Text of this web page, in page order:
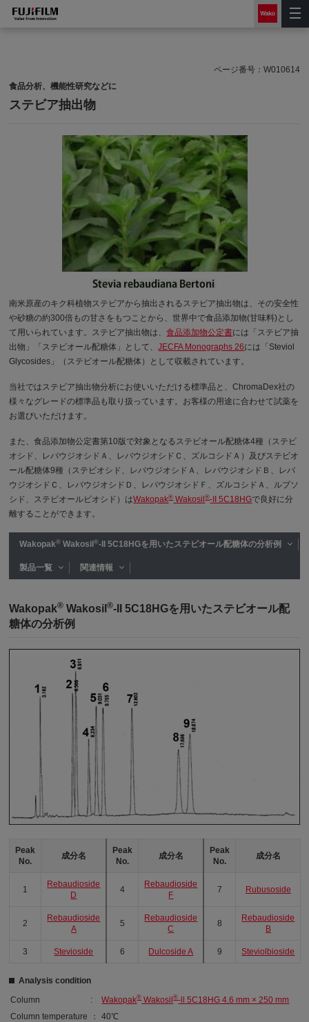
ページ番号： W010614
食品分析、機能性研究などに
ステビア抽出物
南米原産のキク科植物ステビアから抽出されるステビア抽出物は、その安全性
や砂糖の約300倍もの甘さをもつことから、世界中で食品添加物(甘味料)とし
て用いられています。ステビア抽出物は、食品添加物公定書には「ステビア抽
出物」「ステビオール配糖体」として、JECFA Monographs 26には「Steviol
Glycosides」（ステビオール配糖体）として収載されています。
当社ではステビア抽出物分析にお使いいただける標準品と、ChromaDex社の
様々なグレードの標準品も取り扱っています。お客様の用途に合わせて試薬を
お選びいただけます。
また、食品添加物公定書第10版で対象となるステビオール配糖体4種（ステビ
オシド、レバウジオシドＡ、レバウジオシドＣ、ズルコシドＡ）及びステビオ
ール配糖体9種（ステビオシド、レバウジオシドＡ、レバウジオシドＢ、レバ
ウジオシドＣ、レバウジオシドＤ、レバウジオシドＦ、ズルコシドＡ、ルブソ
シド、ステビオールビオシド）はWakopak®Wakosil®-II 5C18HGで良好に分
離することができます。
Wakopak® Wakosil®-II 5C18HGを用いたステビオール配糖体の分析例
製品一覧 関連情報
Wakopak® Wakosil®-II 5C18HGを用いたステビオール配
糖体の分析例
Peak
No.
成分名
Peak
No.
成分名
Peak
No.
成分名
1
Rebaudioside
D
4
Rebaudioside
F
7 Rubusoside
2
Rebaudioside
A
5
Rebaudioside
C
8
Rebaudioside
B
3 Stevioside 6 Dulcoside A 9 Steviolbioside
Analysis condition
Column
: Wakopak®Wakosil®-ll 5C18HG 4.6 mm × 250 mm
Column temperature
：
40℃